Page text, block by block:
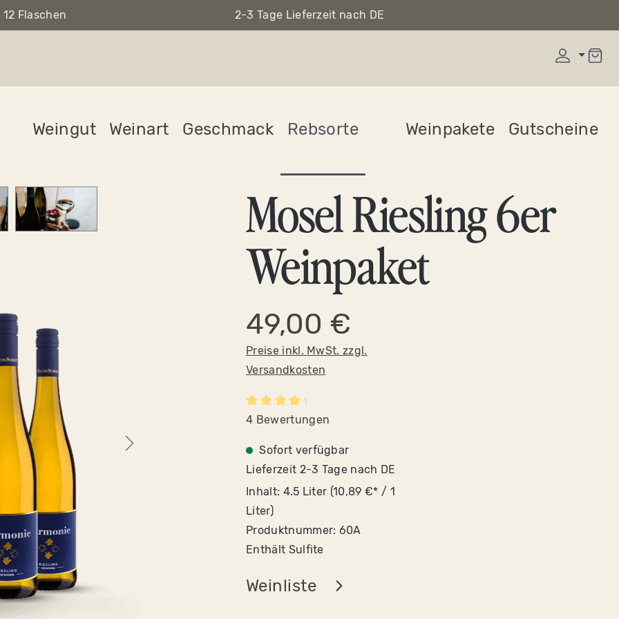
Flaschen 2-3 Tage Lieferzeit nach DE
Weingut Weinart Geschmack Rebsorte Weinpakete Gutscheine
Mosel Riesling 6er
Weinpaket
49,00 €
Preise inkl. MwSt. zzgl.
Versandkosten
Durchschnittliche Bewertung von 4.2 von 5 Sternen
4 Bewertungen
Sofort verfügbar
Lieferzeit 2-3 Tage nach DE
Inhalt: 4.5 Liter (10,89 €* / 1
Liter)
Produktnummer: 60A
Enthält Sulfite
Weinliste